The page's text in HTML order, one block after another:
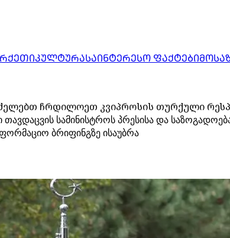
ᲙᲣᲚᲢᲣᲠᲐᲡᲐᲘᲜᲢᲔᲠᲔᲡᲝ ᲤᲐᲥᲢᲔᲑᲘ
ჩრდილოეთ კვიპროსის თურქული
სამინისტროს პრესისა და
ბრიფინგზე ისაუბრა